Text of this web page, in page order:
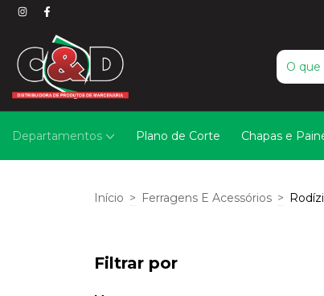
Departamentos Plano de Corte Chapas e
Início > Ferragens E Acessórios >
Filtrar por